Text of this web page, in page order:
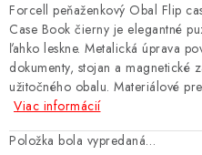
PRÍSLUŠENSTVO K
BATÉRIE VARTA
MULTIMÉDIÁ
Forcell peňaženkový Obal Flip
Case Book čierny je elegantné
ľahko leskne. Metalická úprava
dokumenty, stojan a magnetické
užitočného obalu. Materiálové
Viac informácií
Položka bola vypredaná…